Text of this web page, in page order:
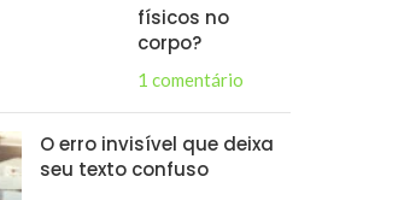
físicos no
corpo?
1 comentário
O erro invisível que deixa
seu texto confuso